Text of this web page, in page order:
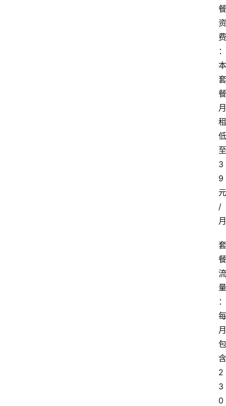
餐
资
费
：
本
套
餐
月
租
低
至
3
9
元
/
月
套
餐
流
量
：
每
月
包
含
2
3
0